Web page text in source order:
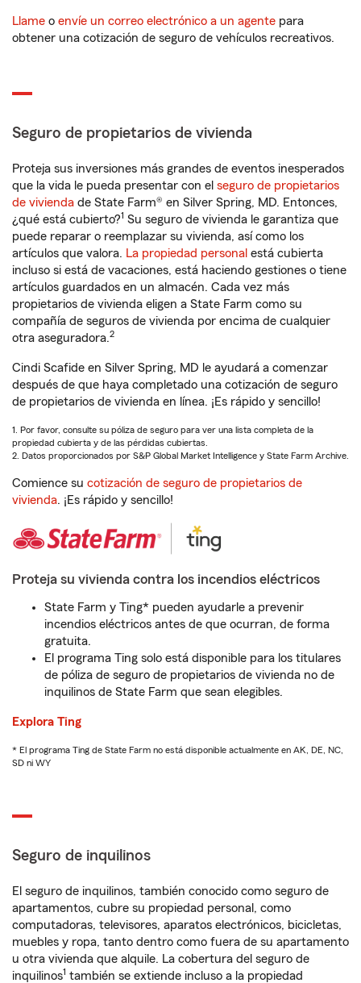
Llame o envíe un correo electrónico a un agente para
obtener una cotización de seguro de vehículos recreativos.
Seguro de propietarios de vivienda
Proteja sus inversiones más grandes de eventos inesperados
que la vida le pueda presentar con el seguro de propietarios
de vivienda de State Farm® en Silver Spring, MD. Entonces,
¿qué está cubierto?1 Su seguro de vivienda le garantiza que
puede reparar o reemplazar su vivienda, así como los
artículos que valora. La propiedad personal está cubierta
incluso si está de vacaciones, está haciendo gestiones o tiene
artículos guardados en un almacén. Cada vez más
propietarios de vivienda eligen a State Farm como su
compañía de seguros de vivienda por encima de cualquier
otra aseguradora.2
Cindi Scafide en Silver Spring, MD le ayudará a comenzar
después de que haya completado una cotización de seguro
de propietarios de vivienda en línea. ¡Es rápido y sencillo!
1. Por favor, consulte su póliza de seguro para ver una lista completa de la
propiedad cubierta y de las pérdidas cubiertas.
2. Datos proporcionados por S&P Global Market Intelligence y State Farm Archive.
Comience su cotización de seguro de propietarios de
vivienda. ¡Es rápido y sencillo!
Proteja su vivienda contra los incendios eléctricos
State Farm y Ting* pueden ayudarle a prevenir
incendios eléctricos antes de que ocurran, de forma
gratuita.
El programa Ting solo está disponible para los titulares
de póliza de seguro de propietarios de vivienda no de
inquilinos de State Farm que sean elegibles.
Explora Ting
* El programa Ting de State Farm no está disponible actualmente en AK, DE, NC,
SD ni WY
Seguro de inquilinos
El seguro de inquilinos, también conocido como seguro de
apartamentos, cubre su propiedad personal, como
computadoras, televisores, aparatos electrónicos, bicicletas,
muebles y ropa, tanto dentro como fuera de su apartamento
u otra vivienda que alquile. La cobertura del seguro de
inquilinos1 también se extiende incluso a la propiedad